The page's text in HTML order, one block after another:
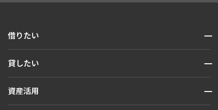
借りたい 開閉
人気エリアから探す
貸したい 開閉
お問い合わせ
資産活用 開閉